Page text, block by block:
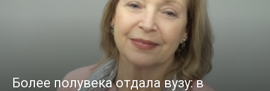
Более полувека отдала вузу: в